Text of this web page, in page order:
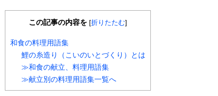
この記事の内容を [折りたたむ]
和食の料理用語集
鯉の糸造り（こいのいとづくり）とは
≫和食の献立、料理用語集
≫献立別の料理用語集一覧へ